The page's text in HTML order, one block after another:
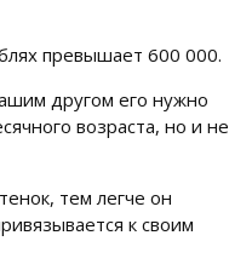
превышает 600 000.
другом его нужно
возраста, но и не
тем легче он
к своим